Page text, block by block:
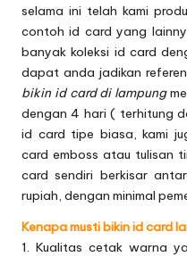
selama ini telah kami
contoh id card yang
banyak koleksi id card
dapat anda jadikan
bikin id card di lampung
dengan 4 hari ( terhitung
id card tipe biasa, kami
card emboss atau tulisan
card sendiri berkisar
rupiah, dengan minimal
Kenapa musti bikin id card
1. Kualitas cetak warna